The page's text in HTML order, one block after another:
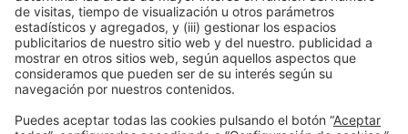
Información generalAviso legalPolítica de privacidad
Política de cookies